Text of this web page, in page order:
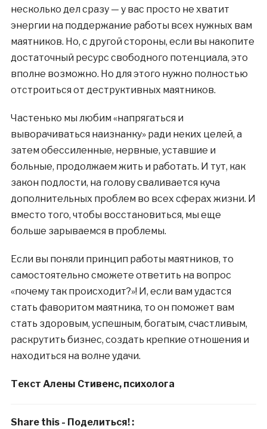
несколько дел сразу — у вас просто не хватит
энергии на поддержание работы всех нужных вам
маятников. Но, с другой стороны, если вы накопите
достаточный ресурс свободного потенциала, это
вполне возможно. Но для этого нужно полностью
отстроиться от деструктивных маятников.
Частенько мы любим «напрягаться и
выворачиваться наизнанку» ради неких целей, а
затем обессиленные, нервные, уставшие и
больные, продолжаем жить и работать. И тут, как
закон подлости, на голову сваливается куча
дополнительных проблем во всех сферах жизни. И
вместо того, чтобы восстановиться, мы еще
больше зарываемся в проблемы.
Если вы поняли принцип работы маятников, то
самостоятельно сможете ответить на вопрос
«почему так происходит?»! И, если вам удастся
стать фаворитом маятника, то он поможет вам
стать здоровым, успешным, богатым, счастливым,
раскрутить бизнес, создать крепкие отношения и
находиться на волне удачи.
Текст Алены Стивенс, психолога
Share this - Поделиться! :